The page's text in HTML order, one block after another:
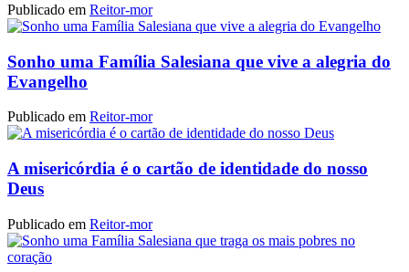
Publicado em Reitor-mor
Sonho uma Família Salesiana que vive a alegria do
Evangelho
Publicado em Reitor-mor
A misericórdia é o cartão de identidade do nosso
Deus
Publicado em Reitor-mor